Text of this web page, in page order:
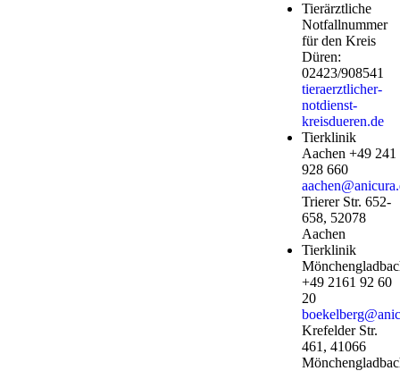
Tierärztliche
Notfallnummer
für den Kreis
Düren:
02423/908541
tieraerztlicher-
notdienst-
kreisdueren.de
Tierklinik
Aachen +49 241
928 660
Trierer Str. 652-
658, 52078
Aachen
Tierklinik
+49 2161 92 60
20
Krefelder Str.
461, 41066